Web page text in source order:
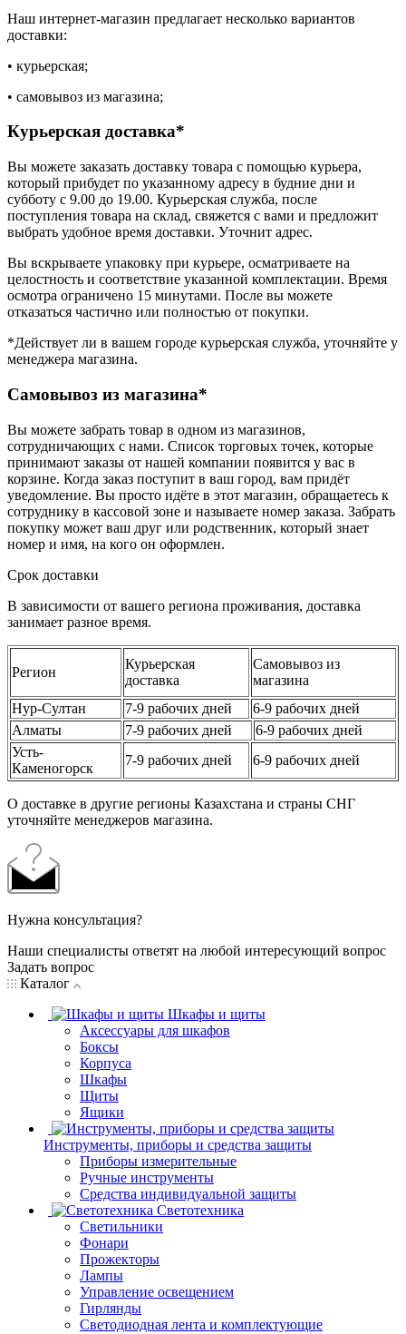
Наш интернет-магазин предлагает несколько вариантов
доставки:
• курьерская;
• самовывоз из магазина;
Курьерская доставка*
Вы можете заказать доставку товара с помощью курьера,
который прибудет по указанному адресу в будние дни и
субботу с 9.00 до 19.00. Курьерская служба, после
поступления товара на склад, свяжется с вами и предложит
выбрать удобное время доставки. Уточнит адрес.
Вы вскрываете упаковку при курьере, осматриваете на
целостность и соответствие указанной комплектации. Время
осмотра ограничено 15 минутами. После вы можете
отказаться частично или полностью от покупки.
*Действует ли в вашем городе курьерская служба, уточняйте у
менеджера магазина.
Самовывоз из магазина*
Вы можете забрать товар в одном из магазинов,
сотрудничающих с нами. Список торговых точек, которые
принимают заказы от нашей компании появится у вас в
корзине. Когда заказ поступит в ваш город, вам придёт
уведомление. Вы просто идёте в этот магазин, обращаетесь к
сотруднику в кассовой зоне и называете номер заказа. Забрать
покупку может ваш друг или родственник, который знает
номер и имя, на кого он оформлен.
Срок доставки
В зависимости от вашего региона проживания, доставка
занимает разное время.
Регион
Курьерская
доставка
Самовывоз из
магазина
Нур-Султан
7-9 рабочих дней
6-9 рабочих дней
Алматы
7-9 рабочих дней
6-9 рабочих дней
Усть-
Каменогорск
7-9 рабочих дней 6-9 рабочих дней
О доставке в другие регионы Казахстана и страны СНГ
уточняйте менеджеров магазина.
Нужна консультация?
Наши специалисты ответят на любой интересующий вопрос
Задать вопрос
Каталог
Шкафы и щиты
Аксессуары для шкафов
Боксы
Корпуса
Шкафы
Щиты
Ящики
Инструменты, приборы и средства защиты
Приборы измерительные
Ручные инструменты
Средства индивидуальной защиты
Светотехника
Светильники
Фонари
Прожекторы
Лампы
Управление освещением
Гирлянды
Светодиодная лента и комплектующие